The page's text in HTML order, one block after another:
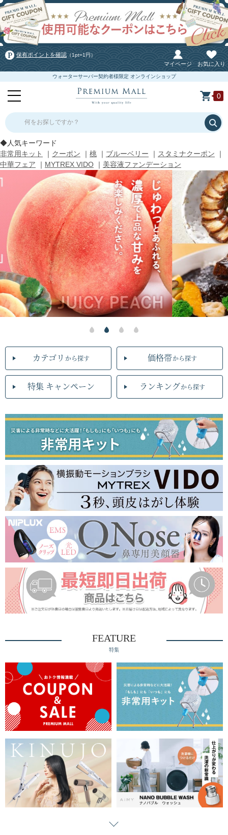
保有ポイントを確認 （1pt=1円）
マイページ お気に入り
ウォーターサーバー契約者様限定 オンラインショップ
0
何をお探しですか？
◆人気キーワード
非常用キット
｜ クーポン ｜ 桃 ｜ ブルーベリー ｜ スタミナクーポン ｜
中華フェア ｜ MYTREX VIDO ｜ 美容液ファンデーション
カテゴリ から探す 価格帯から探す
特集 キャンペーン ランキングから探す
FEATURE
特集